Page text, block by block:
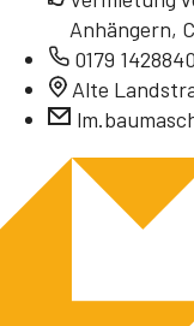
Anhängern,
0179 1428840
Alte